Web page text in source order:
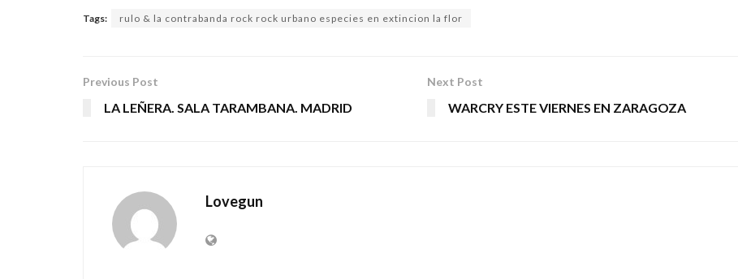
Tags: rulo & la contrabanda rock rock urbano especies en extincion la flor
Previous Post
LA LEÑERA. SALA TARAMBANA. MADRID
Next Post
WARCRY ESTE VIERNES EN ZARAGOZA
Lovegun